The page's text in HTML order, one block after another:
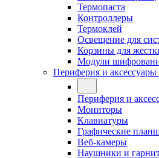
Термопаста
Контроллеры
Термоклей
Освещение для
Корзины для
Модули
Периферия и аксессуары
Периферия и
Мониторы
Клавиатуры
Графические
Веб-камеры
Наушники и